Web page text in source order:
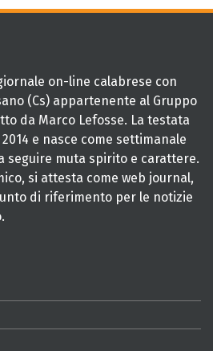
on-line calabrese con
(Cs) appartenente al Gruppo
da Marco Lefosse. La testata
e nasce come settimanale
seguire muta spirito e carattere.
si attesta come web journal,
di riferimento per le notizie